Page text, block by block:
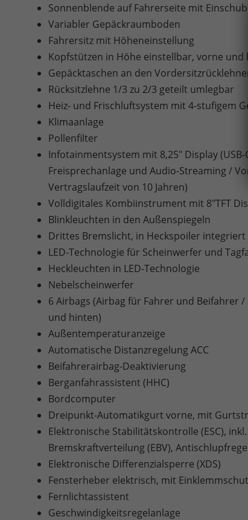
Sonnenblende auf Fahrerseite mit
Variabler Gepäckraumboden
Fahrersitz mit Höheneinstellung
Kopfstützen in Höhe einstellbar, vorne und
Gepäcktaschen an den
Rücksitzlehne 1/3 zu 2/3 geteilt umlegbar
Heiz- und Frischluftsystem mit 4-stufigem
Klimaanlage
Pollenfilter
Infotainmentsystem mit 8,25" Display
Freisprechanlage und Audio-Streaming /
Vertragslaufzeit von 10 Jahren)
Volldigitales Kombiinstrument mit 8"TFT
Blinkleuchten in den Außenspiegeln
Drittes Bremslicht, in Heckspoiler integriert
LED-Technologie für Scheinwerfer und
Heckleuchten in LED-Technologie
Nebelscheinwerfer
6 Airbags (Airbag für Fahrer und Beifahrer
und hinten)
Außentemperaturanzeige
Automatische Distanzregelung ACC
Beifahrerairbag-Deaktivierung
Berganfahrassistent (HHC)
Bordcomputer
Dreipunkt-Automatikgurt vorne, mit
Elektronische Stabilitätskontrolle (ESC),
Bremskraftverteilung (EBV),
Elektronische Differenzialsperre (XDS)
Fensterheber elektrisch, mit
Fernlichtassistent
Geschwindigkeitsregelanlage